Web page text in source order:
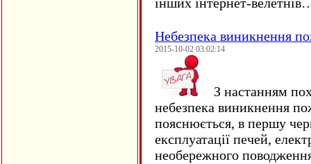
Небезпека виникнення
2015-10-02 03:02:14
З настанням
небезпека виникнення
пояснюється, в першу
експлуатації печей,
необережного